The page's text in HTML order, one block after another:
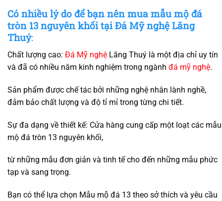
Có nhiều lý do để bạn nên mua mẫu mộ đá
tròn 13 nguyên khối tại Đá Mỹ nghệ Lăng
Thuý:
Chất lượng cao: Đá Mỹ nghệ Lăng Thuý là một địa chỉ uy tín
và đã có nhiều năm kinh nghiệm trong ngành đá mỹ nghệ.
Sản phẩm được chế tác bởi những nghệ nhân lành nghề,
đảm bảo chất lượng và độ tỉ mỉ trong từng chi tiết.
Sự đa dạng về thiết kế: Cửa hàng cung cấp một loạt các mẫu
mộ đá tròn 13 nguyên khối,
từ những mẫu đơn giản và tinh tế cho đến những mẫu phức
tạp và sang trọng.
Bạn có thể lựa chọn Mẫu mộ đá 13 theo sở thích và yêu cầu